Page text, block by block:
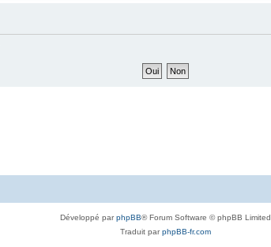
Développé parphpBB® Forum Software © phpBB Limited
Traduit parphpBB-fr.com